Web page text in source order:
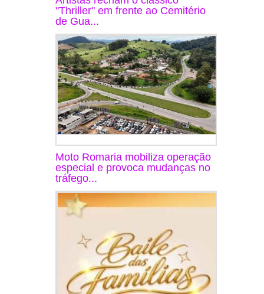
"Thriller" em frente ao Cemitério
de Gua...
Moto Romaria mobiliza operação
especial e provoca mudanças no
tráfego...